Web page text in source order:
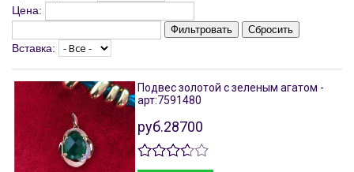
Цена:
Фильтровать Сбросить
Вставка:
Подвес золотой с зеленым агатом -
арт:7591480
руб.28700